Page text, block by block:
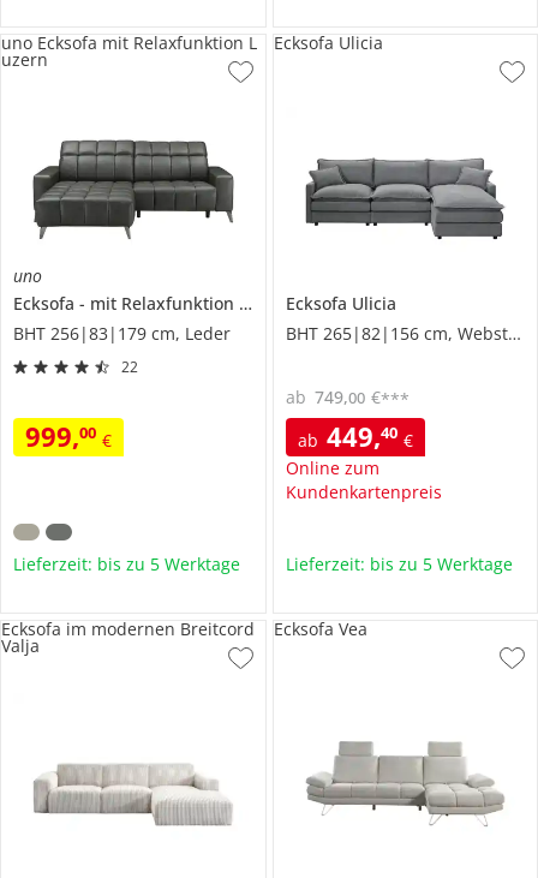
uno
Ecksofa
mit Relaxfunktion
Luzern
BHT 256|83|179 cm, Leder
22
999,00 €
uno Ecksofa mit Relaxfunktion L
uzern
Lieferzeit: bis zu 5 Werktage
Ecksofa Ulicia
BHT 265|82|156 cm, Webstoff
ab 449,40 €
Online zum
Kundenkartenpreis
ab 749,00 €***
Ecksofa Ulicia
Lieferzeit: bis zu 5 Werktage
Ecksofa im modernen Breitcord
Valja
Ecksofa Vea